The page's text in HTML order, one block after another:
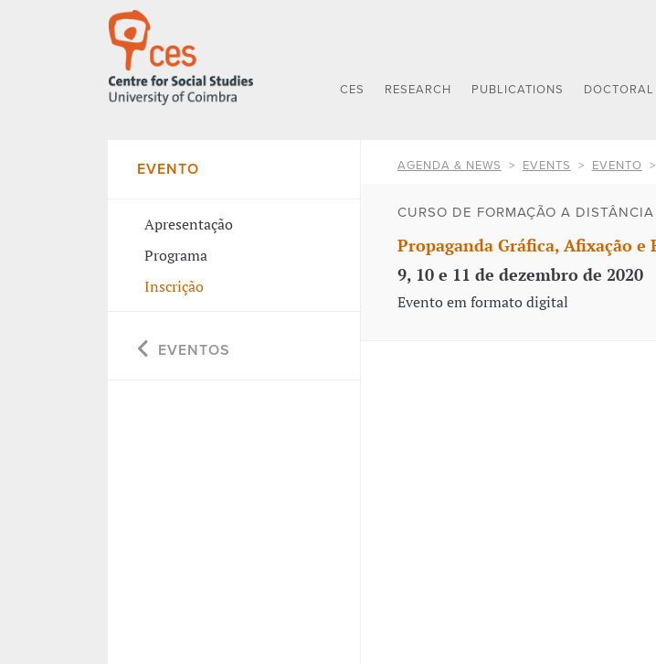
CES RESEARCH PUBLICATIONS
EVENTO
Apresentação
Programa
Inscrição
EVENTOS
AGENDA & NEWS EVENTS EVENTO
CURSO DE FORMAÇÃO A DISTÂNCIA
Propaganda Gráfica, Afixação e
9, 10 e 11 de dezembro de 2020
Evento em formato digital